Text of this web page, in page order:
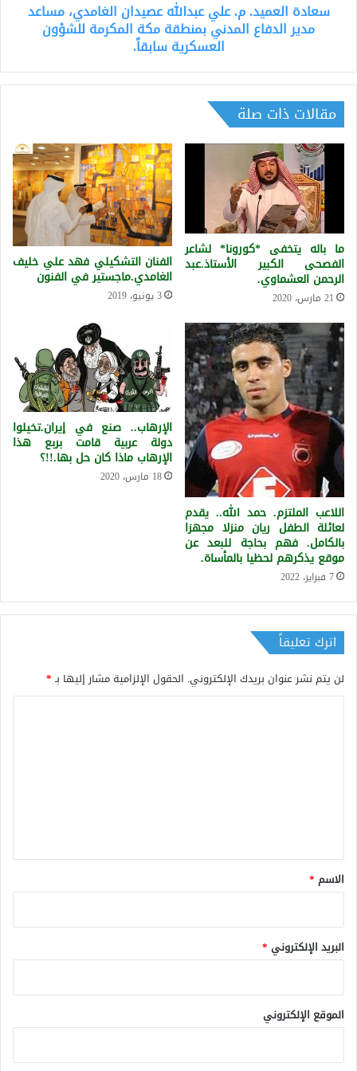
الدفاع
المدني
المكرمة
العسكرية
سابقاً.
سعادة العميد. م. علي عبدالله عصيدان الغامدي، مساعد
مدير الدفاع المدني بمنطقة مكة المكرمة للشؤون
العسكرية سابقاً.
مقالات ذات صلة
ما باله يتخفى *كورونا* لشاعر
الفصحى الكبير الأستاذ.عبد
الرحمن العشماوي.
21 مارس، 2020
الفنان التشكيلي فهد علي خليف
الغامدي.ماجستير في الفنون
3 يونيو، 2019
اللاعب الملتزم. حمد الله.. يقدم
لعائلة الطفل ريان منزلا مجهزا
بالكامل. فهم بحاجة للبعد عن
موقع يذكرهم لحظيا بالمأساة.
7 فبراير، 2022
الإرهاب.. صنع في إيران.تخيلوا
دولة عربية قامت بربع هذا
الإرهاب ماذا كان حل بها.!!؟
18 مارس، 2020
اترك تعليقاً
لن يتم نشر عنوان بريدك الإلكتروني. الحقول الإلزامية مشار إليها بـ*
*
الاسم *
البريد الإلكتروني *
الموقع الإلكتروني